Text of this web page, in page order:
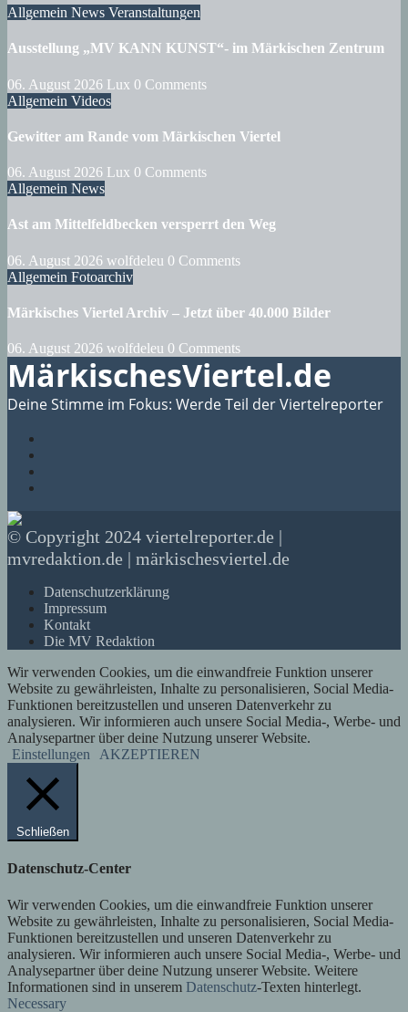
Allgemein News Veranstaltungen
Ausstellung „MV KANN KUNST“- im Märkischen Zentrum
06. August 2026 Lux 0 Comments
Allgemein Videos
Gewitter am Rande vom Märkischen Viertel
06. August 2026 Lux 0 Comments
Allgemein News
Ast am Mittelfeldbecken versperrt den Weg
06. August 2026 wolfdeleu 0 Comments
Allgemein Fotoarchiv
Märkisches Viertel Archiv – Jetzt über 40.000 Bilder
06. August 2026 wolfdeleu 0 Comments
MärkischesViertel.de
Deine Stimme im Fokus: Werde Teil der Viertelreporter
© Copyright 2024 viertelreporter.de |
mvredaktion.de | märkischesviertel.de
Datenschutzerklärung
Impressum
Kontakt
Die MV Redaktion
Wir verwenden Cookies, um die einwandfreie Funktion unserer
Website zu gewährleisten, Inhalte zu personalisieren, Social Media-
Funktionen bereitzustellen und unseren Datenverkehr zu
analysieren. Wir informieren auch unsere Social Media-, Werbe- und
Analysepartner über deine Nutzung unserer Website.
Einstellungen
AKZEPTIEREN
Schließen
Datenschutz-Center
Wir verwenden Cookies, um die einwandfreie Funktion unserer
Website zu gewährleisten, Inhalte zu personalisieren, Social Media-
Funktionen bereitzustellen und unseren Datenverkehr zu
analysieren. Wir informieren auch unsere Social Media-, Werbe- und
Analysepartner über deine Nutzung unserer Website. Weitere
Informationen sind in unserem Datenschutz-Texten hinterlegt.
Necessary